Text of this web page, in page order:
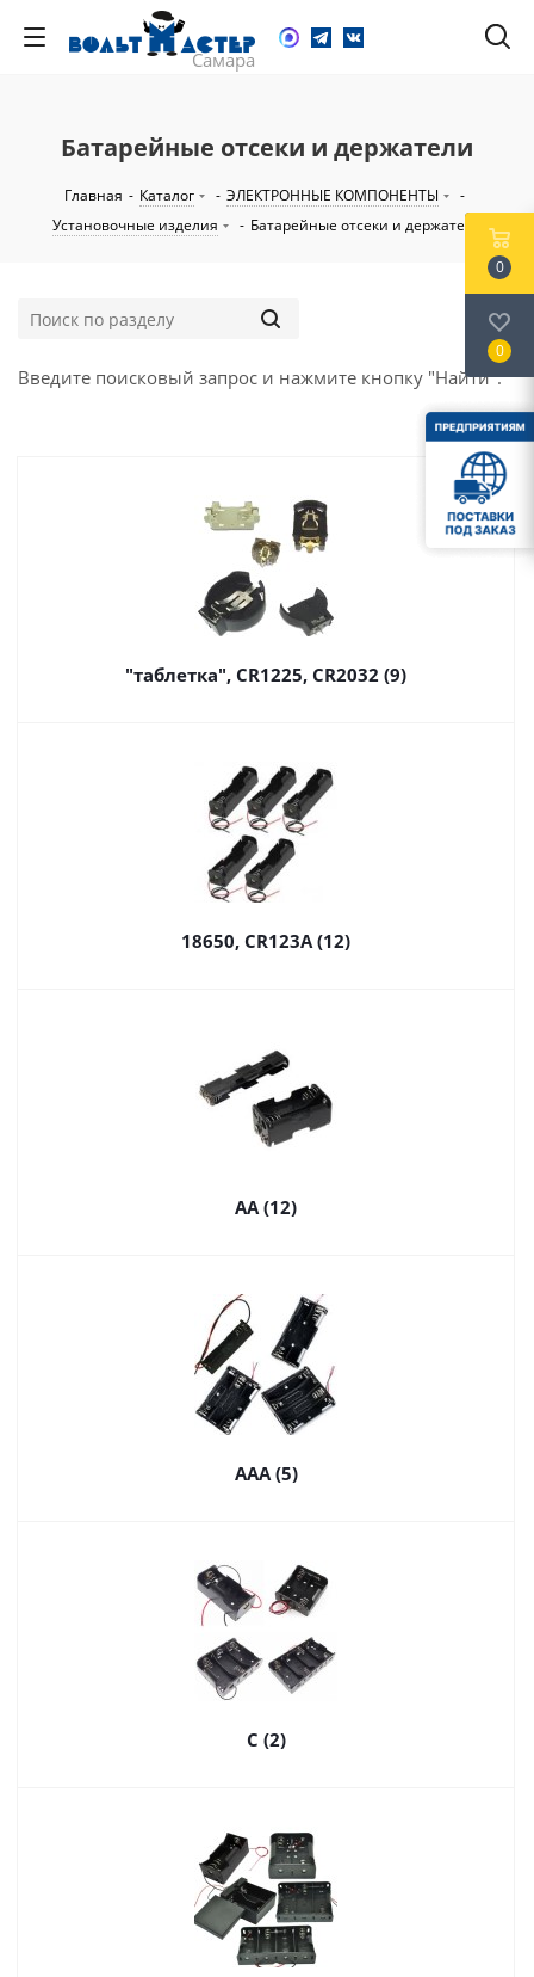
Батарейные отсеки и держатели
Главная - Каталог - ЭЛЕКТРОННЫЕ КОМПОНЕНТЫ
-
Установочные изделия
- Батарейные отсеки и держатели
Введите поисковый запрос и нажмите кнопку "Найти".
"таблетка", CR1225, CR2032 (9)
18650, CR123A (12)
AA (12)
AAA (5)
C (2)
0
0